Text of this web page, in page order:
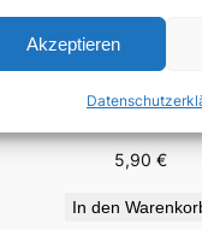
Akzeptieren
Das
anders
5,90 €
In den